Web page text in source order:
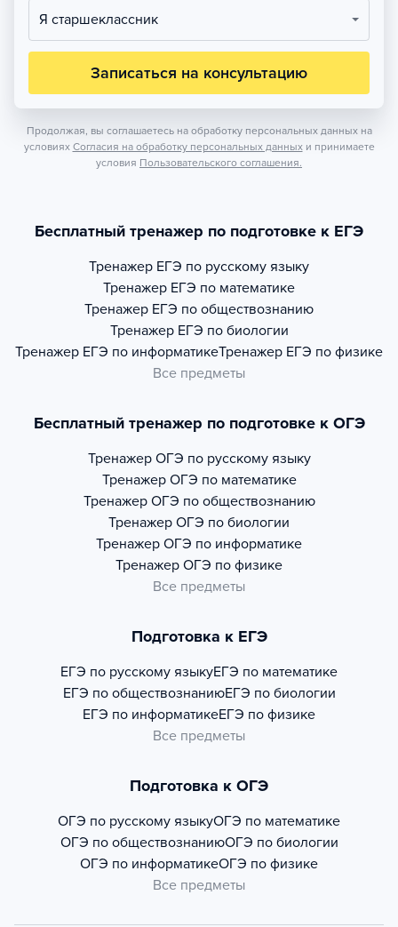
Я старшеклассник
Записаться на консультацию
Продолжая, вы соглашаетесь на обработку персональных данных на
условиях Согласия на обработку персональных данных и принимаете
условия Пользовательского соглашения.
Бесплатный тренажер по подготовке к ЕГЭ
Тренажер ЕГЭ по русскому языку
Тренажер ЕГЭ по математике
Тренажер ЕГЭ по обществознанию
Тренажер ЕГЭ по биологии
Тренажер ЕГЭ по информатикеТренажер ЕГЭ по физике
Все предметы
Бесплатный тренажер по подготовке к ОГЭ
Тренажер ОГЭ по русскому языку
Тренажер ОГЭ по математике
Тренажер ОГЭ по обществознанию
Тренажер ОГЭ по биологии
Тренажер ОГЭ по информатике
Тренажер ОГЭ по физике
Все предметы
Подготовка к ЕГЭ
ЕГЭ по русскому языкуЕГЭ по математике
ЕГЭ по обществознаниюЕГЭ по биологии
ЕГЭ по информатикеЕГЭ по физике
Все предметы
Подготовка к ОГЭ
ОГЭ по русскому языкуОГЭ по математике
ОГЭ по обществознаниюОГЭ по биологии
ОГЭ по информатикеОГЭ по физике
Все предметы